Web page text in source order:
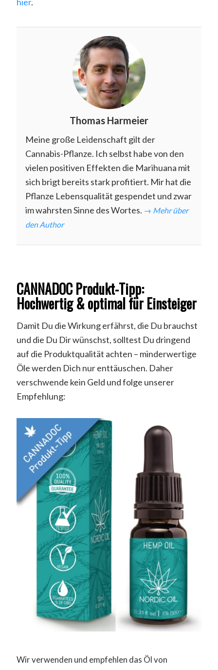
Thomas Harmeier
Meine große Leidenschaft gilt der
Cannabis-Pflanze. Ich selbst habe von den
vielen positiven Effekten die Marihuana mit
sich brigt bereits stark profitiert. Mir hat die
Pflanze Lebensqualität gespendet und zwar
im wahrsten Sinne des Wortes. → Mehr über
den Author
CANNADOC Produkt-Tipp:
Hochwertig & optimal für Einsteiger
Damit Du die Wirkung erfährst, die Du brauchst
und die Du Dir wünschst, solltest Du dringend
auf die Produktqualität achten – minderwertige
Öle werden Dich nur enttäuschen. Daher
verschwende kein Geld und folge unserer
Empfehlung:
Wir verwenden und empfehlen das Öl von